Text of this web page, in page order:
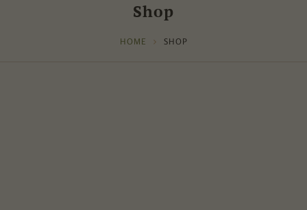
Shop
HOME SHOP